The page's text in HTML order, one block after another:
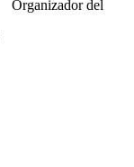
Organizador del